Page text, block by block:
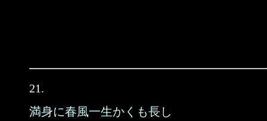
21.
満身に春風一生かくも長し